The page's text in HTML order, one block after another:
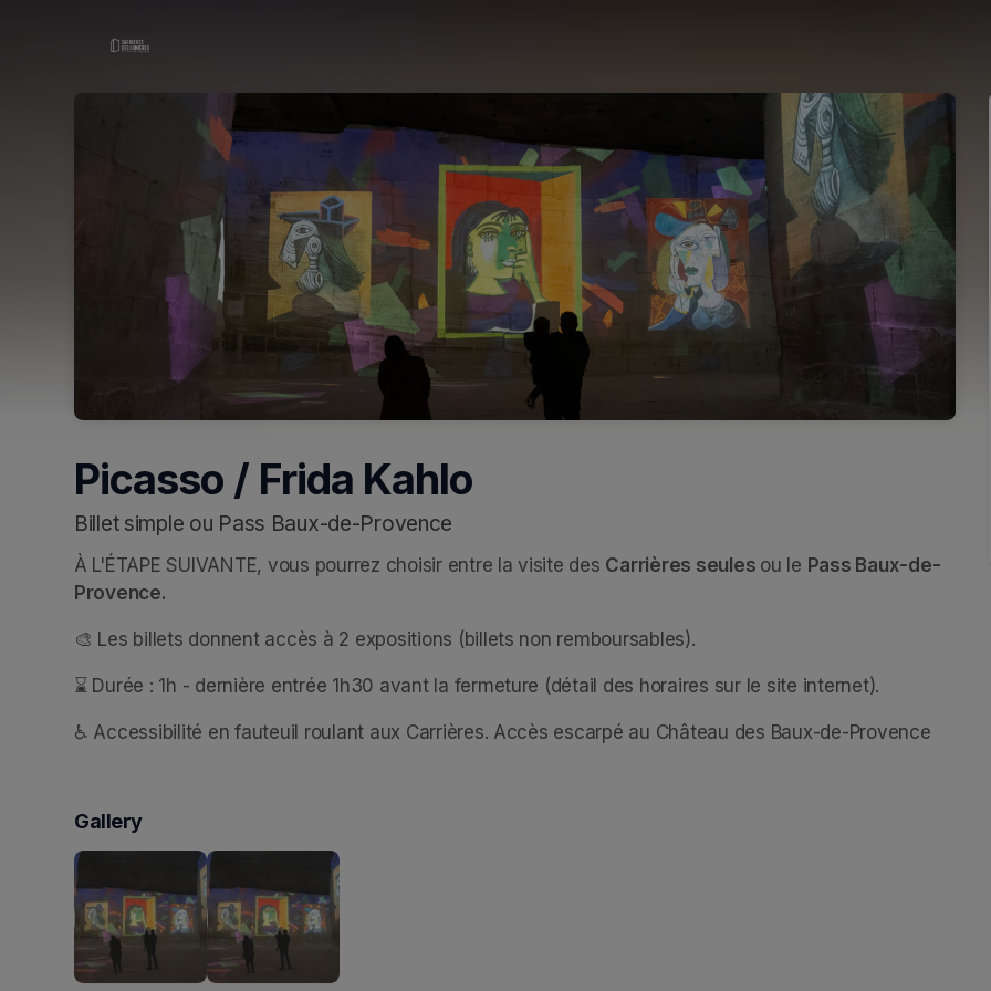
Picasso / Frida Kahlo
Billet simple ou Pass Baux-de-Provence
À L'ÉTAPE SUIVANTE, vous pourrez choisir entre la visite des Carrières seules ou le Pass Baux-de-
Provence.
🎨 Les billets donnent accès à 2 expositions (billets non remboursables).
⌛ Durée : 1h - dernière entrée 1h30 avant la fermeture (détail des horaires sur le site internet).
♿ Accessibilité en fauteuil roulant aux Carrières. Accès escarpé au Château des Baux-de-Provence
Gallery